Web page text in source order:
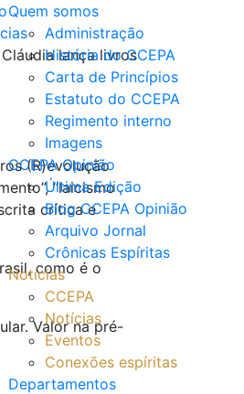
Quem somos
Administração
História do CCEPA
Carta de Princípios
Estatuto do CCEPA
Regimento interno
Imagens
CCEPA Opinião
Última Edição
Blog CCEPA Opinião
Arquivo Jornal
Crônicas Espíritas
Notícias
CCEPA
Notícias
Eventos
Conexões espíritas
Departamentos
lança livros
(R)evolução
“laicismo
crítica e
como é o
Valor na pré-